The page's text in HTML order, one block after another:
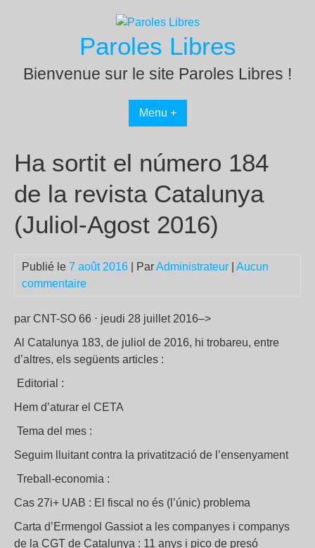
Paroles Libres
Bienvenue sur le site Paroles Libres !
Menu +
Ha sortit el número 184
de la revista Catalunya
(Juliol-Agost 2016)
Publié le 7 août 2016 | ParAdministrateur
Aucun
commentaire
par CNT-SO 66 ⋅ jeudi 28 juillet 2016–>
Al Catalunya 183, de juliol de 2016, hi trobareu, entre
d’altres, els següents articles :
Editorial :
Hem d’aturar el CETA
Tema del mes :
Seguim lluitant contra la privatització de l’ensenyament
Treball-economia :
Cas 27i+ UAB : El fiscal no és (l’únic) problema
Carta d’Ermengol Gassiot a les companyes i companys
de la CGT de Catalunya : 11 anys i pico de presó